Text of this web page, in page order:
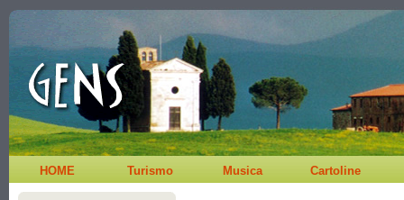
HOME Turismo Musica Cartoline